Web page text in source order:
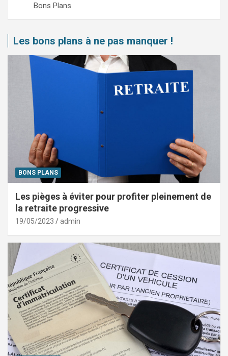
Bons Plans
Les bons plans à ne pas manquer !
BONS PLANS
Les pièges à éviter pour profiter pleinement de
la retraite progressive
19/05/2023 admin